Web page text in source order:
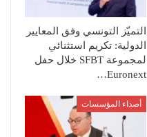
التميّز التونسي وفق المعايير
الدولية: تكريم استثنائي
لمجموعة SFBT خلال حفل
Euronext…
أصداء المؤسسات